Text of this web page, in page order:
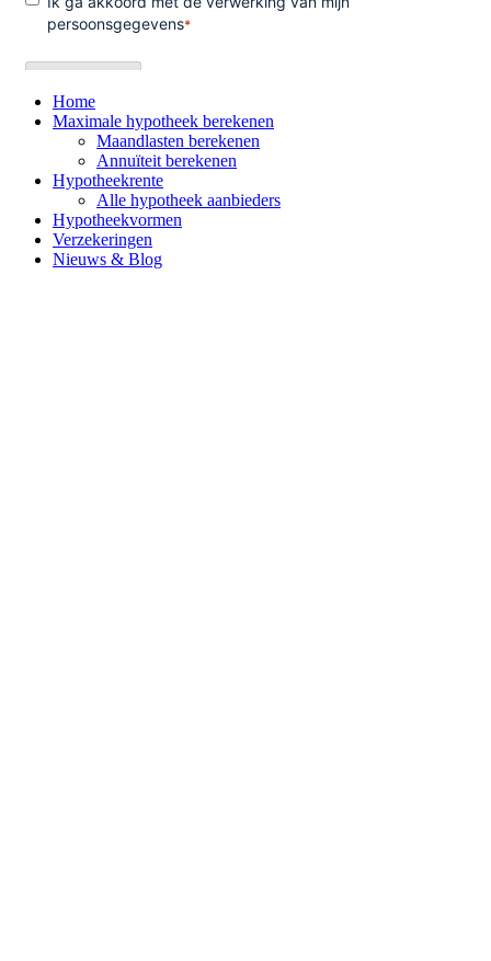
Home
Maximale hypotheek berekenen
Maandlasten berekenen
Annuïteit berekenen
Hypotheekrente
Alle hypotheek aanbieders
Hypotheekvormen
Verzekeringen
Nieuws & Blog